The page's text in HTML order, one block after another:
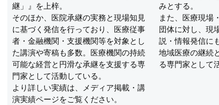
継」』を上梓。
そのほか、医院承継の実務と現場知見
に基づく発信を行っており、医療従事
者・金融機関・支援機関等を対象とし
た講演や寄稿も多数。医療機関の持続
可能な経営と円滑な承継を支援する専
門家として活動している。
より詳しい実績は、メディア掲載・講
演実績ページをご覧ください。
みとする。
また、医療現場
団体に対し、現
説・情報発信に
地域医療の継続
る専門家として